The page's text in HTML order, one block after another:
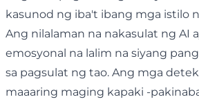
kasunod ng iba't ibang mga istilo
Ang nilalaman na nakasulat ng AI
emosyonal na lalim na siyang
sa pagsulat ng tao. Ang mga
maaaring maging kapaki -